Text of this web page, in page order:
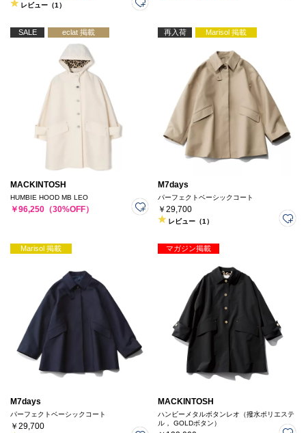
レビュー（1）
SALE eclat 掲載
MACKINTOSH
HUMBIE HOOD MB LEO
￥96,250（30%OFF）
再入荷 Marisol 掲載
M7days
パーフェクトベーシックコート
￥29,700
レビュー（1）
Marisol 掲載
M7days
パーフェクトベーシックコート
￥29,700
マガジン掲載
MACKINTOSH
ハンビーメタルボタンレオ（撥水ポリエステ
ル， GOLDボタン）